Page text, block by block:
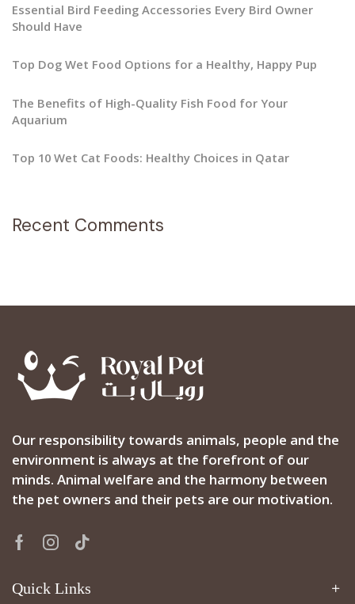
Essential Bird Feeding Accessories Every Bird Owner
Should Have
Top Dog Wet Food Options for a Healthy, Happy Pup
The Benefits of High-Quality Fish Food for Your
Aquarium
Top 10 Wet Cat Foods: Healthy Choices in Qatar
Recent Comments
Our responsibility towards animals, people and the
environment is always at the forefront of our
minds. Animal welfare and the harmony between
the pet owners and their pets are our motivation.
Facebook
Instagram
Tik-
Quick Links